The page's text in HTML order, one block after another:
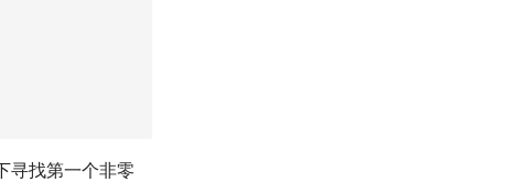
寻找第一个非零